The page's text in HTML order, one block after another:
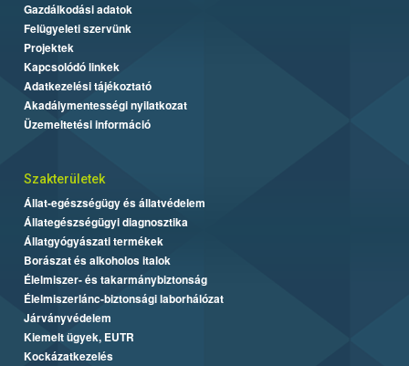
Gazdálkodási adatok
Felügyeleti szervünk
Projektek
Kapcsolódó linkek
Adatkezelési tájékoztató
Akadálymentességi nyilatkozat
Üzemeltetési információ
Szakterületek
Állat-egészségügy és állatvédelem
Állategészségügyi diagnosztika
Állatgyógyászati termékek
Borászat és alkoholos italok
Élelmiszer- és takarmánybiztonság
Élelmiszerlánc-biztonsági laborhálózat
Járványvédelem
Kiemelt ügyek, EUTR
Kockázatkezelés